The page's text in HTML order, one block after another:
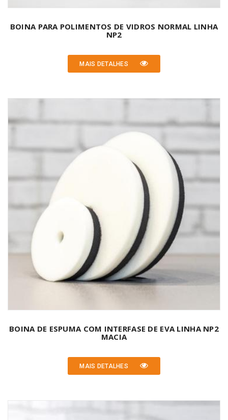
BOINA PARA POLIMENTOS DE VIDROS NORMAL LINHA
NP2
MAIS DETALHES
BOINA DE ESPUMA COM INTERFASE DE EVA LINHA NP2
MACIA
MAIS DETALHES